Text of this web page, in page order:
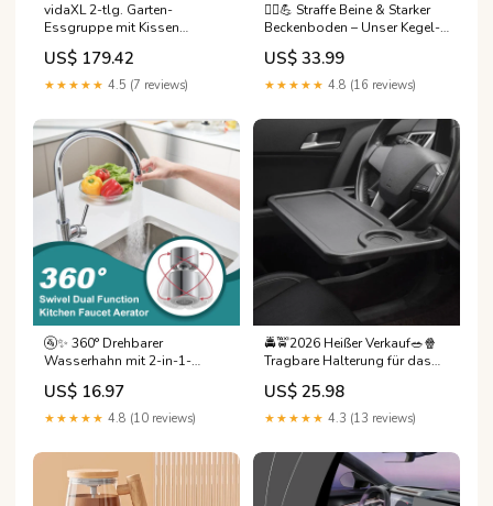
vidaXL 2-tlg. Garten-
Essgruppe mit Kissen
Schwarz Poly Rattan
Color:Braun
US$ 179.42
★★★★★ 4.5 (7 reviews)
🏃‍♀️💪 Straffe Beine & Starker
Beckenboden – Unser Kegel-
Trainer mit 55 % Rabatt! ⏳✨
Effektives Training für
Zuhause, diskret &
Thongs
US$ 33.99
★★★★★ 4.8 (16 reviews)
🚰✨ 360° Drehbarer
Wasserhahn mit 2-in-1-
Funktion &
Trinkwassersprudler – Präzise
Armaturen für flexibles,
Anzahl:🔥🔥Kaufen Sie 3 und
erhalten Sie 1 gratis （4
Stück）
US$ 16.97
★★★★★ 4.8 (10 reviews)
🚔🚖2026 Heißer Verkauf🥗🍿
Tragbare Halterung für das
Laptop-/Tabletfach im Auto🍦
woman
US$ 25.98
★★★★★ 4.3 (13 reviews)